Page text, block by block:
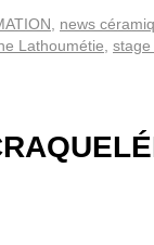
news
Lathoumétie